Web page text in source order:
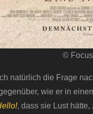
©
natürlich die Frage
wie er in
, dass sie Lust hätte,